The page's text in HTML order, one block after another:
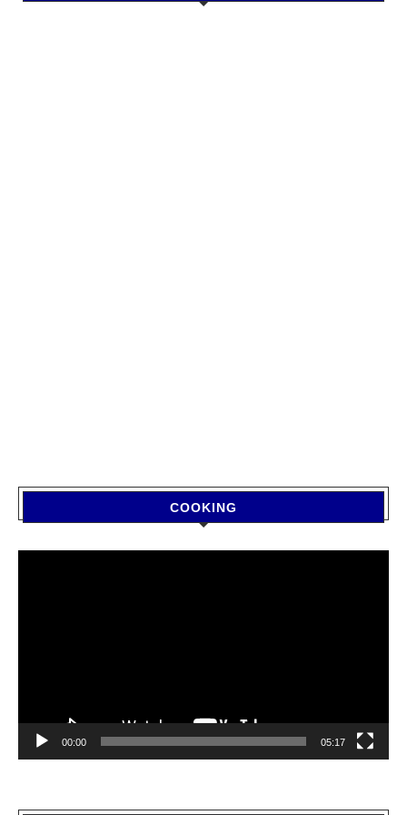
COOKING
00:00 05:17